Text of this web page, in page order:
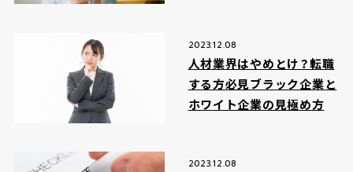
2023.12.08
人材業界はやめとけ？転職
する方必見ブラック企業と
ホワイト企業の見極め方
2023.12.08